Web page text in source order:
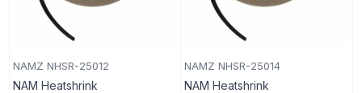
NAMZ NHSR-25012
NAM Heatshrink
NAMZ NHSR-25014
NAM Heatshrink